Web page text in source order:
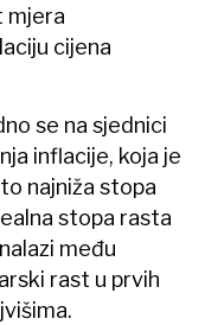
mjera
cijena
se na sjednici
inflacije, koja je
najniža stopa
stopa rasta
među
rast u prvih